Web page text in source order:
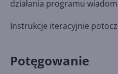
działania programu
Instrukcje iteracyjnie
Potęgowanie